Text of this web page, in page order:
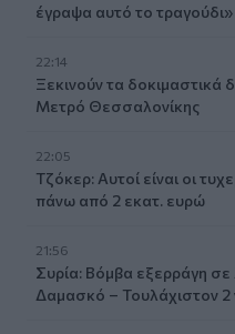
έγραψα αυτό το τραγούδι»
22:14
Ξεκινούν τα δοκιμαστικά
Μετρό Θεσσαλονίκης
22:05
Τζόκερ: Αυτοί είναι οι
πάνω από 2 εκατ. ευρώ
21:56
Συρία: Βόμβα εξερράγη
Δαμασκό – Τουλάχιστον 2